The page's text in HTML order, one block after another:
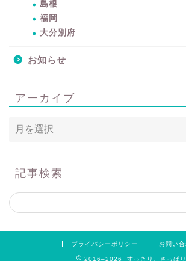
島根
福岡
大分別府
お知らせ
アーカイブ
記事検索
プライバシーポリシー お問い
2016–2026 すっきり、さっぱり
ール集